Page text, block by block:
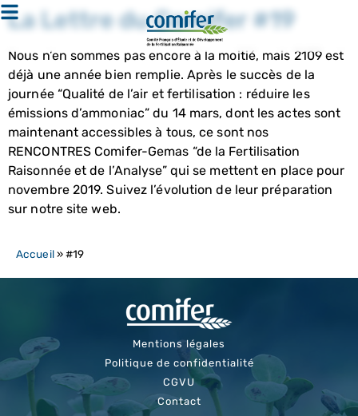
La Lettre du Comifer #19
Nous n’en sommes pas encore à la moitié, mais 2109 est
déjà une année bien remplie. Après le succès de la
journée “Qualité de l’air et fertilisation : réduire les
émissions d’ammoniac” du 14 mars, dont les actes sont
maintenant accessibles à tous, ce sont nos
RENCONTRES Comifer-Gemas “de la Fertilisation
Raisonnée et de l’Analyse” qui se mettent en place pour
novembre 2019. Suivez l’évolution de leur préparation
sur notre site web.
Accueil»#19
Mentions légales
Politique de confidentialité
CGVU
Contact